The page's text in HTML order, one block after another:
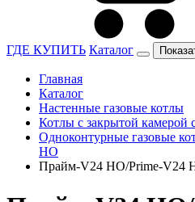
ГДЕ КУПИТЬ Каталог
Главная
Каталог
Настенные газовые котлы
Котлы с закрытой камерой
Одноконтурные газовые
HO
Прайм-V24 HO/Prime-V24